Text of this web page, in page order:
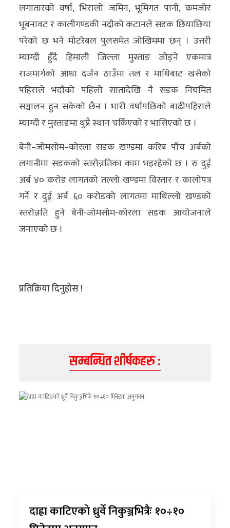
लगातारको वर्षा, भिरालो जमिन, भूमिगत पानी, कमजोर
भूबनावट र कालीगण्डकी नदीको कटानले सडक छियाछिया
परेको छ भने मोटरेबल पुलसमेत जोखिममा छन् । उत्तरी
म्याग्दी हुँदै हिमाली जिल्ला मुस्ताङ जोड्ने एकमात्र
राजमार्गको आधा दर्जन ठाउँमा तल र माथिबाट खसेको
पहिराले भदौको पहिलो सातादेखि नै सडक नियमित
सञ्चालन हुन सकेको छैन । भारी वर्षापछिको बाढीपहिराले
म्याग्दी र मुस्ताङमा थुप्रै स्थान चर्किएको र भासिएको छ ।
बेनी–जोमसोम–कोरला सडक खण्डमा करिब पाँच अर्बको
लगानीमा सडकको स्तरोन्नतिका काम भइरहेको छ । रु दुई
अर्ब ४० करोड लागतको तल्लो खण्डमा विस्तार र कालोपत्र
गर्ने र दुई अर्ब ६० करोडको लागतमा माथिल्लो खण्डको
स्तरोन्नति हुने बेनी-जोमसोम-कोरला सडक आयोजनाले
जनाएको छ ।
प्रतिक्रिया दिनुहोस !
सम्बन्धित शीर्षकहरु :
दाह्रा काटिएको ध्रुर्वे निकुञ्जभित्रैः १०÷१०